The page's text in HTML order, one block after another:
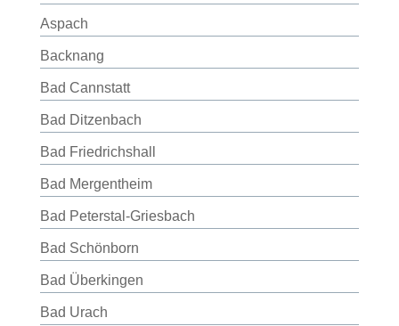
Aspach
Backnang
Bad Cannstatt
Bad Ditzenbach
Bad Friedrichshall
Bad Mergentheim
Bad Peterstal-Griesbach
Bad Schönborn
Bad Überkingen
Bad Urach